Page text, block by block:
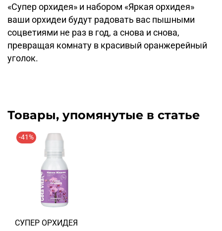
«Супер орхидея» и набором «Яркая орхидея»
ваши орхидеи будут радовать вас пышными
соцветиями не раз в год, а снова и снова,
превращая комнату в красивый оранжерейный
уголок.
Товары, упомянутые в статье
-41%
СУПЕР ОРХИДЕЯ